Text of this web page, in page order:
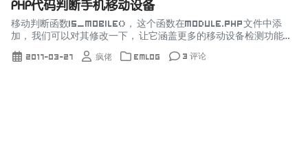
PHP代码判断手机移动设备
移动判断函数is_mobile()， 这个函数在module.php文件中添
加， 我们可以对其修改一下， 让它涵盖更多的移动设备检测功能！
2017-03-27 疯佬 Emlog 3 评论